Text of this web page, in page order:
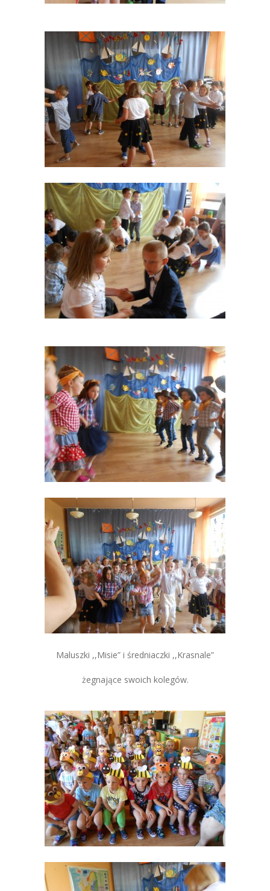
Maluszki ,,Misie” i średniaczki ,,Krasnale”
żegnające swoich kolegów.